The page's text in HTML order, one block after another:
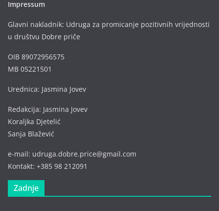
Impressum
Glavni nakladnik: Udruga za promicanje pozitivnih vrijednosti
u društvu Dobre priče
OIB 89072956575
MB 05221501
Urednica: Jasmina Jovev
Redakcija: Jasmina Jovev
Koraljka Djetelić
Sanja Blažević
e-mail: udruga.dobre.price@gmail.com
Kontakt: +385 98 212091
Zadnje